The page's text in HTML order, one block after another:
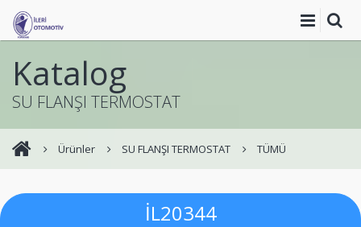
Katalog
SU FLANŞI TERMOSTAT
Ürünler SU FLANŞI TERMOSTAT TÜMÜ
İL20344